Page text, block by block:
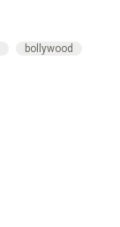
bollywood